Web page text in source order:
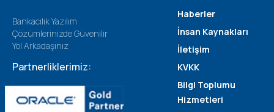
Bankacılık Yazılım
Çözümlerinizde Güvenilir
Yol Arkadaşınız
Partnerliklerimiz:
Haberler
İnsan Kaynakları
İletişim
KVKK
Bilgi Toplumu
Hizmetleri